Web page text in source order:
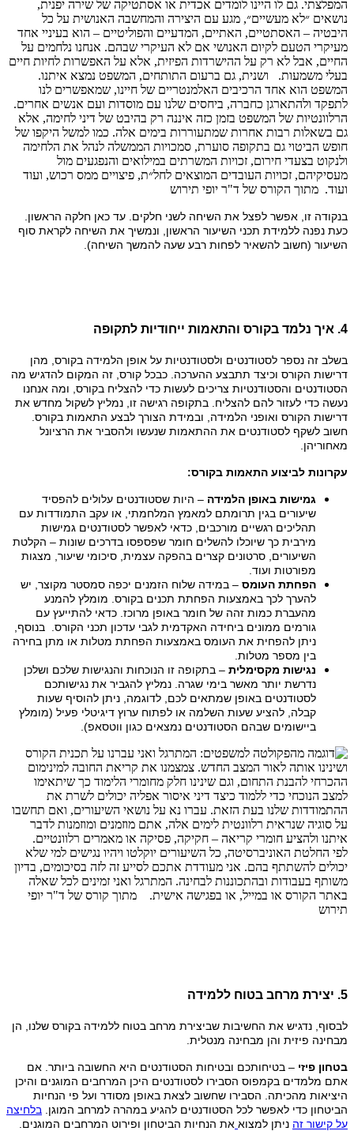
בנקודה זו, אפשר לפצל את השיחה לשני חלקים. עד כאן חלקה הראשון.
כעת נפנה ללמידת תכני השיעור הראשון, ונמשיך את השיחה לקראת סוף
השיעור (חשוב להשאיר לפחות רבע שעה להמשך השיחה).
4. איך נלמד בקורס והתאמות ייחודיות לתקופה
בשלב זה נספר לסטודנטים ולסטודנטיות על אופן הלמידה בקורס, מהן
דרישות הקורס וכיצד תתבצע ההערכה. כבכל קורס, זה המקום להדגיש מה
הסטודנטים והסטודנטיות צריכים לעשות כדי להצליח בקורס, ומה אנחנו
נעשה כדי לעזור להם להצליח. בתקופה רגישה זו, נמליץ לשקול מחדש את
דרישות הקורס ואופני הלמידה, ובמידת הצורך לבצע התאמות בקורס.
חשוב לשקף לסטודנטים את ההתאמות שנעשו ולהסביר את הרציונל
מאחוריהן.
עקרונות לביצוע התאמות בקורס:
גמישות באופן הלמידה – היות שסטודנטים עלולים להפסיד
שיעורים בגין תרומתם למאמץ המלחמתי, או עקב התמודדות עם
תהליכים רגשיים מורכבים, כדאי לאפשר לסטודנטים גמישות
מירבית כך שיוכלו להשלים חומר שפספסו בדרכים שונות – הקלטת
השיעורים, סרטונים קצרים בהפקה עצמית, סיכומי שיעור, מצגות
מפורטות ועוד.
הפחתת העומס – במידה שלוח הזמנים יכפה סמסטר מקוצר, יש
להערך לכך באמצעות הפחתת תכנים בקורס. מומלץ להמנע
מהעברת כמות זהה של חומר באופן מרוכז. כדאי להתייעץ עם
גורמים ממונים ביחידה האקדמית לגבי עדכון תכני הקורס. בנוסף,
ניתן להפחית את העומס באמצעות הפחתת מטלות או מתן בחירה
בין מספר מטלות.
נגישות מקסימלית – בתקופה זו הנוכחות והנגישות שלכם ושלכן
נדרשת יותר מאשר בימי שגרה. נמליץ להגביר את נגישותכם
לסטודנטים באופן שמתאים לכם, לדוגמה, ניתן להוסיף שעות
קבלה, להציע שעות השלמה או לפתוח ערוץ דיגיטלי פעיל (מומלץ
ביישומים שבהם הסטודנטים נמצאים כגון ווטסאפ).
5. יצירת מרחב בטוח ללמידה
לבסוף, נדגיש את החשיבות שביצירת מרחב בטוח ללמידה בקורס שלנו, הן
מבחינה פיזית והן מבחינה מנטלית.
בטחון פיזי – בטיחותכם ובטיחות הסטודנטים היא החשובה ביותר. אם
אתם מלמדים בקמפוס הסבירו לסטודנטים היכן המרחבים המוגנים והיכן
היציאות מהכיתה. הסבירו שחשוב לצאת באופן מסודר ועל פי הנחיות
הביטחון כדי לאפשר לכל הסטודנטים להגיע במהרה למרחב המוגן. בלחיצה
על קישור זה ניתן למצוא את הנחיות הביטחון ופירוט המרחבים המוגנים.